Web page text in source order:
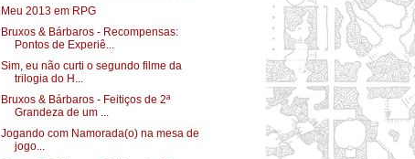
Meu 2013 em RPG
Bruxos & Bárbaros - Recompensas:
Pontos de Experiê...
Sim, eu não curti o segundo filme da
trilogia do H...
Bruxos & Bárbaros - Feitiços de 2ª
Grandeza de um ...
Jogando com Namorada(o) na mesa de
jogo...